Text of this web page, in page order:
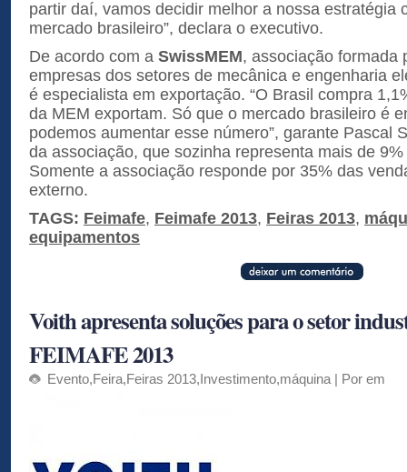
partir daí, vamos decidir melhor a nossa estratégia
mercado brasileiro”, declara o executivo.
De acordo com a SwissMEM, associação formada
empresas dos setores de mecânica e engenharia
é especialista em exportação. “O Brasil compra
da MEM exportam. Só que o mercado brasileiro é
podemos aumentar esse número”, garante Pascal
da associação, que sozinha representa mais de
Somente a associação responde por 35% das
externo.
TAGS: Feimafe, Feimafe 2013, Feiras 2013,
equipamentos
Voith apresenta soluções para o setor
FEIMAFE 2013
Evento,Feira,Feiras 2013,Investimento,máquina | Por em